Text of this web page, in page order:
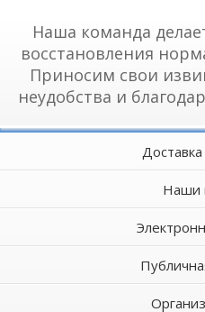
Наша команда
восстановления
Приносим свои
неудобства и
Наши